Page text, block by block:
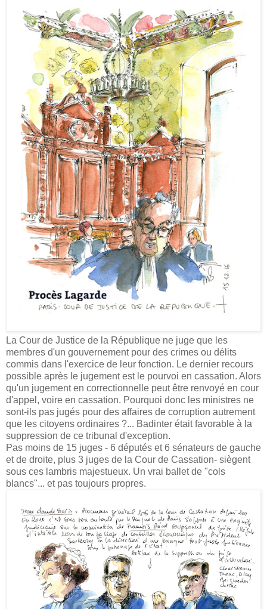
La Cour de Justice de la République ne juge que les
membres d'un gouvernement pour des crimes ou délits
commis dans l'exercice de leur fonction. Le dernier recours
possible après le jugement est le pourvoi en cassation. Alors
qu'un jugement en correctionnelle peut être renvoyé en cour
d'appel, voire en cassation. Pourquoi donc les ministres ne
sont-ils pas jugés pour des affaires de corruption autrement
que les citoyens ordinaires ?... Badinter était favorable à la
suppression de ce tribunal d'exception.
Pas moins de 15 juges - 6 députés et 6 sénateurs de gauche
et de droite, plus 3 juges de la Cour de Cassation- siègent
sous ces lambris majestueux. Un vrai ballet de "cols
blancs"... et pas toujours propres.